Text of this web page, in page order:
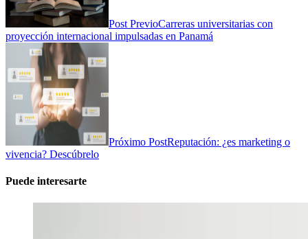
Post PrevioCarreras universitarias con
proyección internacional impulsadas en Panamá
Próximo PostReputación: ¿es marketing o
vivencia? Descúbrelo
Puede interesarte